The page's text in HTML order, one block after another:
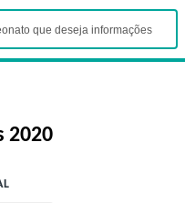
2020